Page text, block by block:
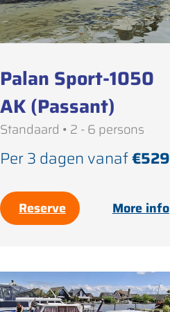
Palan Sport-1050
AK (Passant)
Standaard • 2 - 6 persons
Per 3 dagen vanaf€529
Reserve More info